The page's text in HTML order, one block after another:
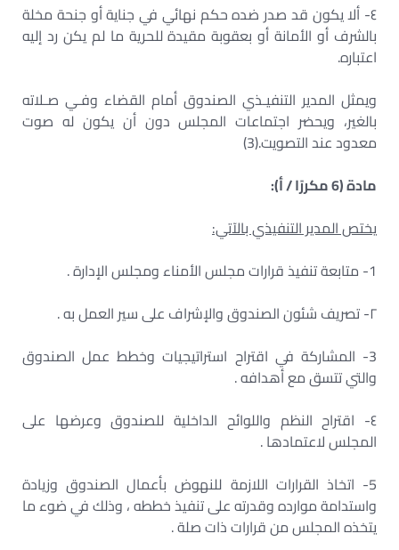
٤- ألا يكون قد صدر ضده حكم نهائي في جناية أو جنحة مخلة
بالشرف أو الأمانة أو بعقوبة مقيدة للحرية ما لم يكن رد إليه
اعتباره.
ويمثل المدير التنفيـذي الصندوق أمام القضاء وفـي صـلاته
بالغير، ويحضر اجتماعات المجلس دون أن يكون له صوت
معدود عند التصويت.(3)
مادة (6 مكررًا / أ):
يختص المدير التنفيذي بالآتي:
1- متابعة تنفيذ قرارات مجلس الأمناء ومجلس الإدارة .
۲- تصريف شئون الصندوق والإشراف على سير العمل به .
3- المشاركة في اقتراح استراتيجيات وخطط عمل الصندوق
والتي تتسق مع أهدافه .
٤- اقتراح النظم واللوائح الداخلية للصندوق وعرضها على
المجلس لاعتمادها .
5- اتخاذ القرارات اللازمة للنهوض بأعمال الصندوق وزيادة
واستدامة موارده وقدرته على تنفيذ خططه ، وذلك في ضوء ما
يتخذه المجلس من قرارات ذات صلة .